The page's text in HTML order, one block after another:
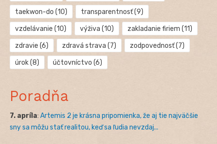
taekwon-do (10) transparentnosť(9)
vzdelávanie (10) výživa (10) zakladanie firiem (11)
zdravie (6) zdravá strava (7) zodpovednosť(7)
úrok(8) účtovníctvo (6)
Poradňa
7. apríla: Artemis 2 je krásna pripomienka, že aj tie najväčšie
sny sa môžu stať realitou, keď sa ľudia nevzdaj...